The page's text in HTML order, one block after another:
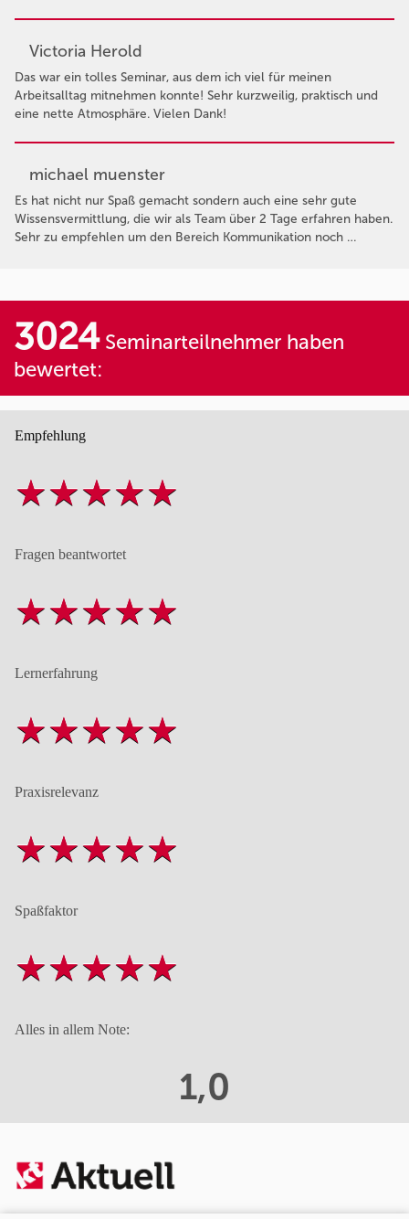
Victoria Herold
Das war ein tolles Seminar, aus dem ich viel für meinen
Arbeitsalltag mitnehmen konnte! Sehr kurzweilig, praktisch und
eine nette Atmosphäre. Vielen Dank!
michael muenster
Es hat nicht nur Spaß gemacht sondern auch eine sehr gute
Wissensvermittlung, die wir als Team über 2 Tage erfahren haben.
Sehr zu empfehlen um den Bereich Kommunikation noch …
3024Seminarteilnehmer haben
bewertet:
Empfehlung
Fragen beantwortet
Lernerfahrung
Praxisrelevanz
Spaßfaktor
Alles in allem Note:
1,0